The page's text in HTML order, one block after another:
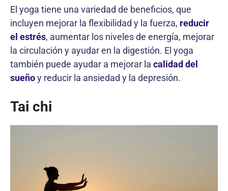
El yoga tiene una variedad de beneficios, que
incluyen mejorar la flexibilidad y la fuerza, reducir
el estrés, aumentar los niveles de energía, mejorar
la circulación y ayudar en la digestión. El yoga
también puede ayudar a mejorar la calidad del
sueñoy reducir la ansiedad y la depresión.
Tai chi